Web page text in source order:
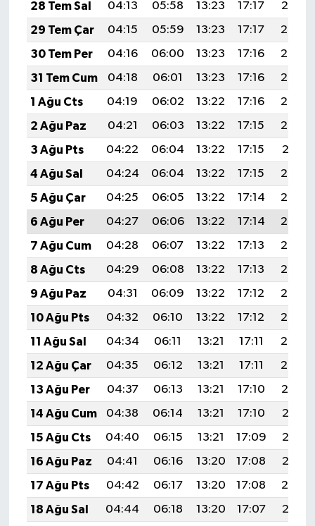
28 Tem Sal
04:13 05:58 13:23 17:17
20:37
29 Tem Çar
04:15 05:59 13:23 17:17
20:36
30 Tem Per
04:16 06:00 13:23 17:16
20:35
31 Tem Cum
04:18 06:01 13:23 17:16
20:34
1 Ağu Cts
04:19 06:02 13:22 17:16
20:33
2 Ağu Paz
04:21 06:03 13:22 17:15
20:32
3 Ağu Pts
04:22 06:04 13:22 17:15
20:31
4 Ağu Sal
04:24 06:04 13:22 17:15
20:30
5 Ağu Çar
04:25 06:05 13:22 17:14
20:29
6 Ağu Per
04:27 06:06 13:22 17:14
20:28
7 Ağu Cum
04:28 06:07 13:22 17:13
20:27
8 Ağu Cts
04:29 06:08 13:22 17:13
20:25
9 Ağu Paz
04:31 06:09 13:22 17:12
20:24
10 Ağu Pts
04:32 06:10 13:22 17:12
20:23
11 Ağu Sal
04:34 06:11 13:21 17:11
20:22
12 Ağu Çar
04:35 06:12 13:21 17:11
20:20
13 Ağu Per
04:37 06:13 13:21 17:10
20:19
14 Ağu Cum
04:38 06:14 13:21 17:10
20:18
15 Ağu Cts
04:40 06:15 13:21 17:09
20:16
16 Ağu Paz
04:41 06:16 13:20 17:08
20:15
17 Ağu Pts
04:42 06:17 13:20 17:08
20:14
18 Ağu Sal
04:44 06:18 13:20 17:07
20:12
KİTAP
HEDEF2020
OTOMOBİL
MİZAH
TARİH
Genel
Politika
YEREL
BÖLGEDEN
BİLİM TEKNOLOJİ
ASAYİŞ
SEÇİM 2015
ÇEVRE
BİLİM VE TEKNOLOJİ
YARIŞMALAR